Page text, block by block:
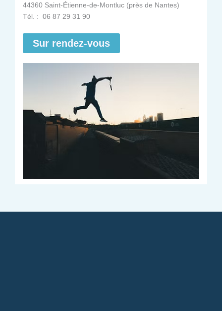
44360 Saint-Étienne-de-Montluc (près de Nantes)
Tél. : 06 87 29 31 90
Sur rendez-vous